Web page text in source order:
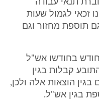
תנאי עבודה
זכאי לגמול שעות
תוספת מחזור וגם
בחודשו אש"ל
התובע קבלות בגין
הוצאות אלה ולכן,
בגין אש"ל.